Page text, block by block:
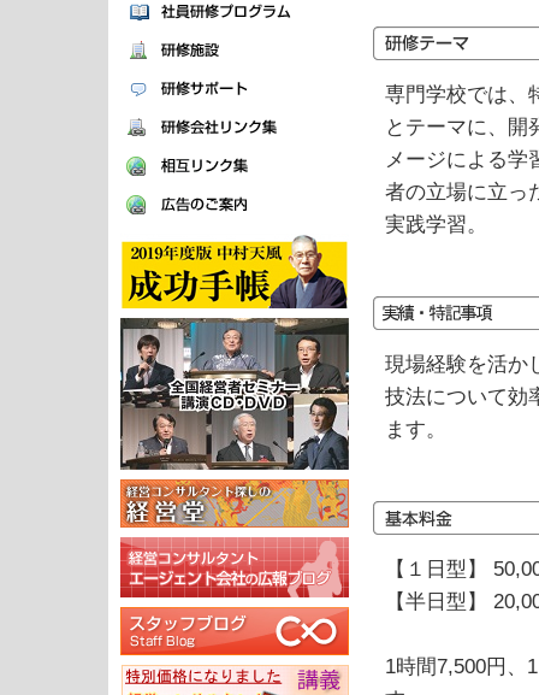
専門学校では、
とテーマに、開
メージによる学
者の立場に立っ
実践学習。
現場経験を活か
技法について効
ます。
【１日型】
【半日型】
1時間7,500円、